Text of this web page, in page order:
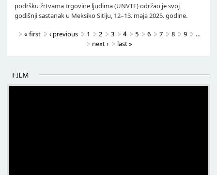
podršku žrtvama trgovine ljudima (UNVTF) održao je svoj
godišnji sastanak u Meksiko Sitiju, 12–13. maja 2025. godine.
Pages
« first ‹ previous 1 2 3 4 5 6 7 8 9
…
next ›
last »
FILM